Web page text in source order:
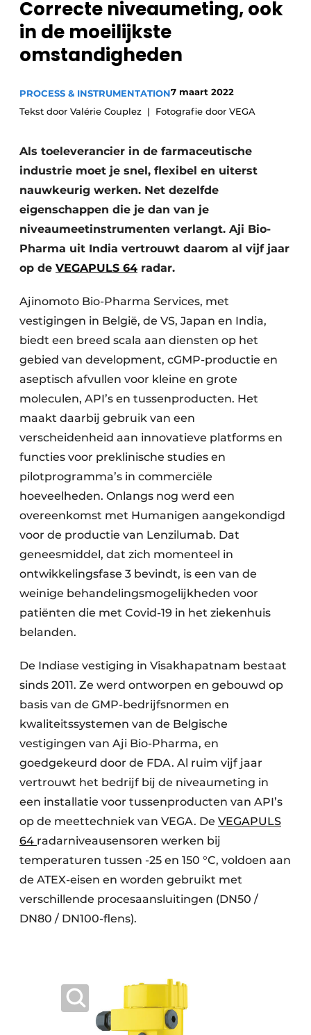
Privacy / Cookie statement
Vacature aanmelden
Vacatures
Correcte niveaumeting, ook
in de moeilijkste
omstandigheden
PROCESS & INSTRUMENTATION7 maart 2022
Tekst door Valérie Couplez
Fotografie door VEGA
Als toeleverancier in de farmaceutische
industrie moet je snel, flexibel en uiterst
nauwkeurig werken. Net dezelfde
eigenschappen die je dan van je
niveaumeetinstrumenten verlangt. Aji Bio-
Pharma uit India vertrouwt daarom al vijf jaar
op de VEGAPULS 64 radar.
Ajinomoto Bio-Pharma Services, met
vestigingen in België, de VS, Japan en India,
biedt een breed scala aan diensten op het
gebied van development, cGMP-productie en
aseptisch afvullen voor kleine en grote
moleculen, API’s en tussenproducten. Het
maakt daarbij gebruik van een
verscheidenheid aan innovatieve platforms en
functies voor preklinische studies en
pilotprogramma’s in commerciële
hoeveelheden. Onlangs nog werd een
overeenkomst met Humanigen aangekondigd
voor de productie van Lenzilumab. Dat
geneesmiddel, dat zich momenteel in
ontwikkelingsfase 3 bevindt, is een van de
weinige behandelingsmogelijkheden voor
patiënten die met Covid-19 in het ziekenhuis
belanden.
De Indiase vestiging in Visakhapatnam bestaat
sinds 2011. Ze werd ontworpen en gebouwd op
basis van de GMP-bedrijfsnormen en
kwaliteitssystemen van de Belgische
vestigingen van Aji Bio-Pharma, en
goedgekeurd door de FDA. Al ruim vijf jaar
vertrouwt het bedrijf bij de niveaumeting in
een installatie voor tussenproducten van API’s
op de meettechniek van VEGA. De VEGAPULS
64 radarniveausensoren werken bij
temperaturen tussen -25 en 150 °C, voldoen aan
de ATEX-eisen en worden gebruikt met
verschillende procesaansluitingen (DN50 /
DN80 / DN100-flens).